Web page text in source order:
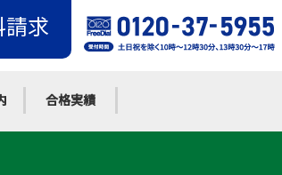
求
合格実績